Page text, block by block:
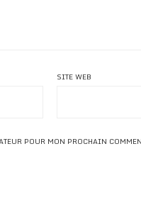
SITE WEB
POUR MON PROCHAIN